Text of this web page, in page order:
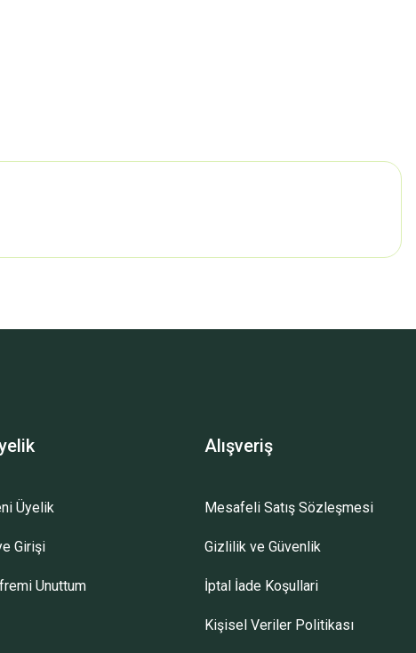
Üyelik
Girişi
Unuttum
Alışveriş
Mesafeli Satış Sözleşmesi
Gizlilik ve Güvenlik
İptal İade Koşullari
Kişisel Veriler Politikası